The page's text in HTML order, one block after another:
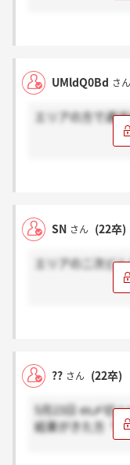
UMldQ0Bd さん
エリアの方で通
SN さん (22卒)
エリアの二次ど
?? さん (22卒)
5月23日 es〆切
結果がきた方「